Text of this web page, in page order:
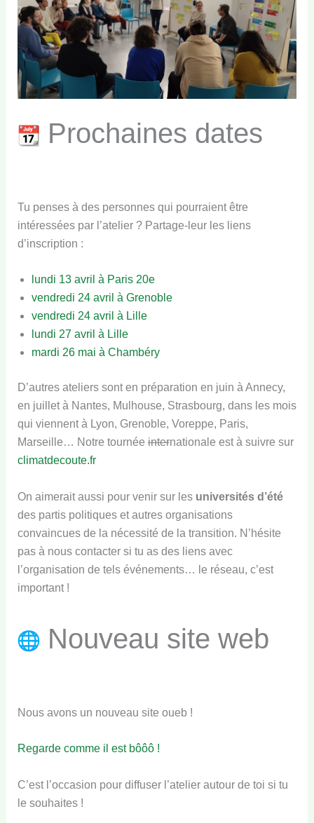
Prochaines dates
Tu penses à des personnes qui pourraient être
intéressées par l’atelier ? Partage-leur les liens
d’inscription :
lundi 13 avril à Paris 20e
vendredi 24 avril à Grenoble
vendredi 24 avril à Lille
lundi 27 avril à Lille
mardi 26 mai à Chambéry
D’autres ateliers sont en préparation en juin à Annecy,
en juillet à Nantes, Mulhouse, Strasbourg, dans les mois
qui viennent à Lyon, Grenoble, Voreppe, Paris,
Marseille… Notre tournéeinternationale est à suivre sur
climatdecoute.fr
On aimerait aussi pour venir sur les universités d’été
des partis politiques et autres organisations
convaincues de la nécessité de la transition. N’hésite
pas à nous contacter si tu as des liens avec
l’organisation de tels événements… le réseau, c’est
important !
Nouveau site web
Nous avons un nouveau site oueb !
Regarde comme il est bôôô !
C’est l’occasion pour diffuser l’atelier autour de toi si tu
le souhaites !